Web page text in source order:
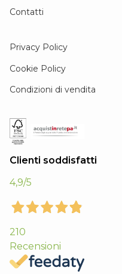
Contatti
Privacy Policy
Cookie Policy
Condizioni di vendita
Clienti soddisfatti
4,9/5
210
Recensioni